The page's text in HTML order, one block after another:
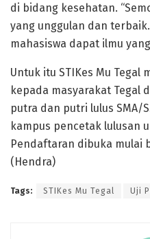
di bidang kesehatan.
yang unggulan dan
mahasiswa dapat ilmu
Untuk itu STIKes Mu
kepada masyarakat Tegal
putra dan putri lulus SMA/
kampus pencetak lulusan
Pendaftaran dibuka mulai
(Hendra)
Tags: STIKes Mu Tegal Uji